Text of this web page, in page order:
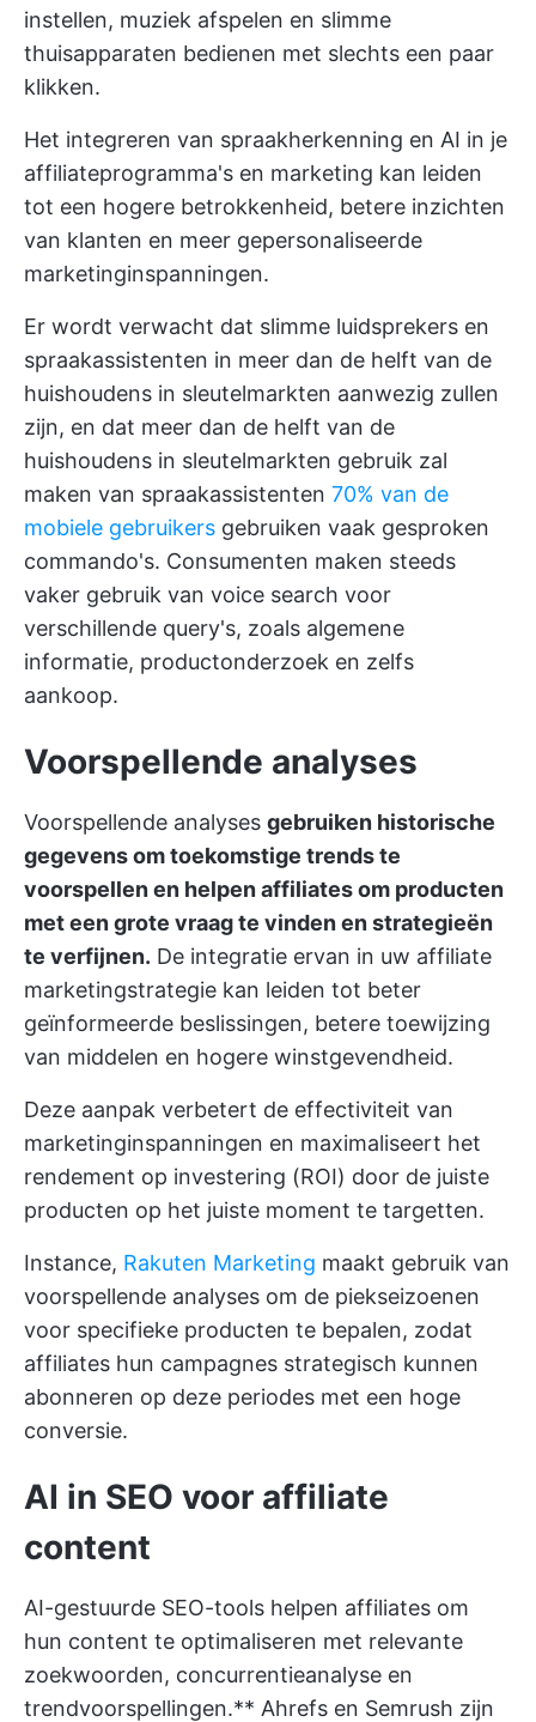
instellen, muziek afspelen en slimme
thuisapparaten bedienen met slechts een paar
klikken.
Het integreren van spraakherkenning en AI in je
affiliateprogramma's en marketing kan leiden
tot een hogere betrokkenheid, betere inzichten
van klanten en meer gepersonaliseerde
marketinginspanningen.
Er wordt verwacht dat slimme luidsprekers en
spraakassistenten in meer dan de helft van de
huishoudens in sleutelmarkten aanwezig zullen
zijn, en dat meer dan de helft van de
huishoudens in sleutelmarkten gebruik zal
maken van spraakassistenten 70% van de
mobiele gebruikers gebruiken vaak gesproken
commando's. Consumenten maken steeds
vaker gebruik van voice search voor
verschillende query's, zoals algemene
informatie, productonderzoek en zelfs
aankoop.
Voorspellende analyses
Voorspellende analyses gebruiken historische
gegevens om toekomstige trends te
voorspellen en helpen affiliates om producten
met een grote vraag te vinden en strategieën
te verfijnen. De integratie ervan in uw affiliate
marketingstrategie kan leiden tot beter
geïnformeerde beslissingen, betere toewijzing
van middelen en hogere winstgevendheid.
Deze aanpak verbetert de effectiviteit van
marketinginspanningen en maximaliseert het
rendement op investering (ROI) door de juiste
producten op het juiste moment te targetten.
Instance, Rakuten Marketing maakt gebruik van
voorspellende analyses om de piekseizoenen
voor specifieke producten te bepalen, zodat
affiliates hun campagnes strategisch kunnen
abonneren op deze periodes met een hoge
conversie.
AI in SEO voor affiliate
content
AI-gestuurde SEO-tools helpen affiliates om
hun content te optimaliseren met relevante
zoekwoorden, concurrentieanalyse en
trendvoorspellingen.** Ahrefs en Semrush zijn